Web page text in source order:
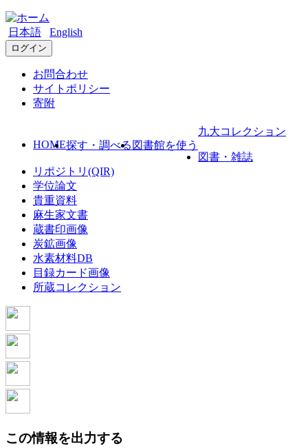
日本語 English
ログイン
お問合わせ
サイトポリシー
寄附
HOME探す・調べる 図書館を使う
九大コレクション
図書・雑誌
リポジトリ(QIR)
学位論文
貴重資料
麻生家文書
蔵書印画像
炭鉱画像
水素材料DB
目録カード画像
所蔵コレクション
この情報を出力する